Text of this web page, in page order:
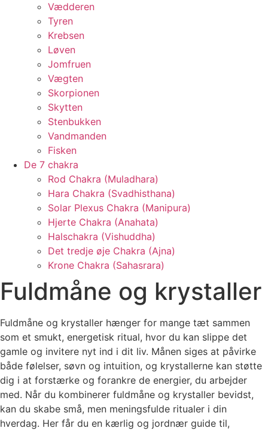
Vædderen
Tyren
Krebsen
Løven
Jomfruen
Vægten
Skorpionen
Skytten
Stenbukken
Vandmanden
Fisken
De 7 chakra
Rod Chakra (Muladhara)
Hara Chakra (Svadhisthana)
Solar Plexus Chakra (Manipura)
Hjerte Chakra (Anahata)
Halschakra (Vishuddha)
Det tredje øje Chakra (Ajna)
Krone Chakra (Sahasrara)
Fuldmåne og krystaller
Fuldmåne og krystaller hænger for mange tæt sammen
som et smukt, energetisk ritual, hvor du kan slippe det
gamle og invitere nyt ind i dit liv. Månen siges at påvirke
både følelser, søvn og intuition, og krystallerne kan støtte
dig i at forstærke og forankre de energier, du arbejder
med. Når du kombinerer fuldmåne og krystaller bevidst,
kan du skabe små, men meningsfulde ritualer i din
hverdag. Her får du en kærlig og jordnær guide til,